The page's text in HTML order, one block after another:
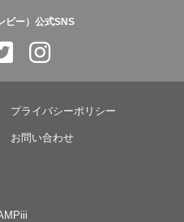
ピー）公式SNS
プライバシーポリシー
お問い合わせ